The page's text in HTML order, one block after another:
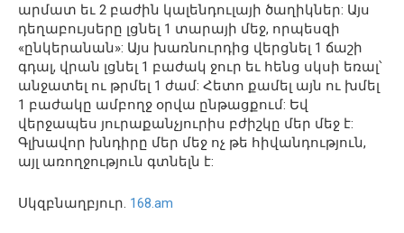
արմատ եւ 2 բաժին կալենդուլայի ծաղիկներ: Այս
դեղաբույսերը լցնել 1 տարայի մեջ, որպեսզի
«ընկերանան»: Այս խառնուրդից վերցնել 1 ճաշի
գդալ, վրան լցնել 1 բաժակ ջուր եւ հենց սկսի եռալ՝
անջատել ու թրմել 1 ժամ: Հետո քամել այն ու խմել
1 բաժակը ամբողջ օրվա ընթացքում: Եվ
վերջապես յուրաքանչյուրիս բժիշկը մեր մեջ է:
Գլխավոր խնդիրը մեր մեջ ոչ թե հիվանդություն,
այլ առողջություն գտնելն է:
Սկզբնաղբյուր. 168.am